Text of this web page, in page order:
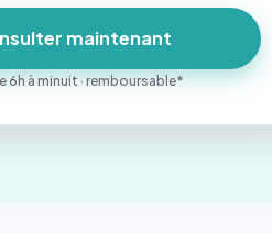
maintenant
6h à minuit · remboursable*